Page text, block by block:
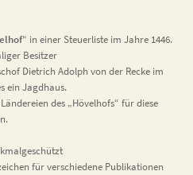
“ in einer Steuerliste im Jahre 1446.
Besitzer
Dietrich Adolph von der Recke im
ein Jagdhaus.
des „Hövelhofs“ für diese
für verschiedene Publikationen